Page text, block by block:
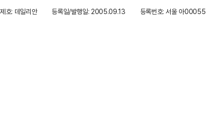
제호: 데일리안
등록일/발행일: 2005.09.13 등록번호: 서울 아00055